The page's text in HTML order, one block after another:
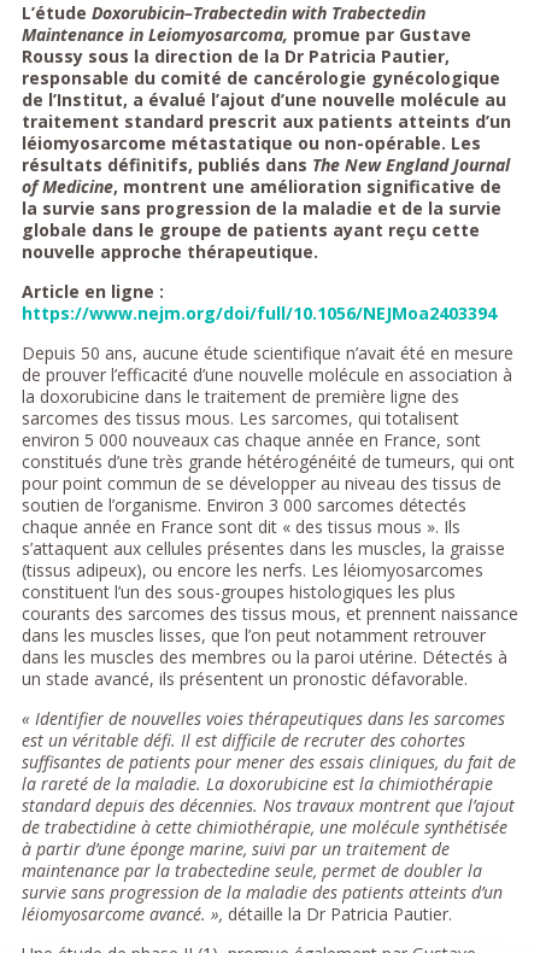
L’étude Doxorubicin–Trabectedin with Trabectedin
Maintenance in Leiomyosarcoma, promue par Gustave
Roussy sous la direction de la Dr Patricia Pautier,
responsable du comité de cancérologie gynécologique
de l’Institut, a évalué l’ajout d’une nouvelle molécule au
traitement standard prescrit aux patients atteints d’un
léiomyosarcome métastatique ou non-opérable. Les
résultats définitifs, publiés dans The New England Journal
of Medicine, montrent une amélioration significative de
la survie sans progression de la maladie et de la survie
globale dans le groupe de patients ayant reçu cette
nouvelle approche thérapeutique.
Article en ligne :
https://www.nejm.org/doi/full/10.1056/NEJMoa2403394
Depuis 50 ans, aucune étude scientifique n’avait été en mesure
de prouver l’efficacité d’une nouvelle molécule en association à
la doxorubicine dans le traitement de première ligne des
sarcomes des tissus mous. Les sarcomes, qui totalisent
environ 5 000 nouveaux cas chaque année en France, sont
constitués d’une très grande hétérogénéité de tumeurs, qui ont
pour point commun de se développer au niveau des tissus de
soutien de l’organisme. Environ 3 000 sarcomes détectés
chaque année en France sont dit « des tissus mous ». Ils
s’attaquent aux cellules présentes dans les muscles, la graisse
(tissus adipeux), ou encore les nerfs. Les léiomyosarcomes
constituent l’un des sous-groupes histologiques les plus
courants des sarcomes des tissus mous, et prennent naissance
dans les muscles lisses, que l’on peut notamment retrouver
dans les muscles des membres ou la paroi utérine. Détectés à
un stade avancé, ils présentent un pronostic défavorable.
« Identifier de nouvelles voies thérapeutiques dans les sarcomes
est un véritable défi. Il est difficile de recruter des cohortes
suffisantes de patients pour mener des essais cliniques, du fait de
la rareté de la maladie. La doxorubicine est la chimiothérapie
standard depuis des décennies. Nos travaux montrent que l’ajout
de trabectidine à cette chimiothérapie, une molécule synthétisée
à partir d’une éponge marine, suivi par un traitement de
maintenance par la trabectedine seule, permet de doubler la
survie sans progression de la maladie des patients atteints d’un
léiomyosarcome avancé. », détaille la Dr Patricia Pautier.